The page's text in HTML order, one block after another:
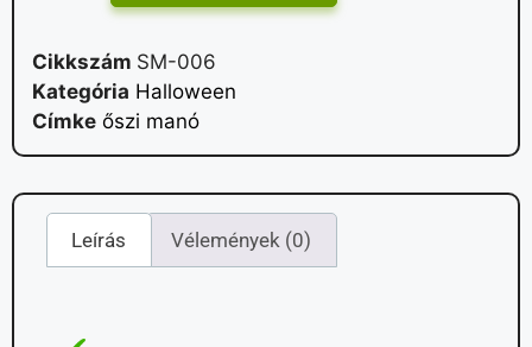
Cikkszám SM-006
Kategória Halloween
Címke őszi manó
Leírás Vélemények (0)